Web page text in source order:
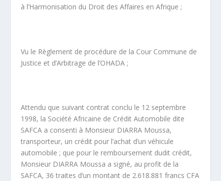
à l’Harmonisation du Droit des Affaires en Afrique ;
Vu le Règlement de procédure de la Cour Commune de
Justice et d’Arbitrage de l’OHADA ;
Attendu que suivant contrat conclu le 12 septembre
1998, la Société Africaine de Crédit Automobile dite
SAFCA a consenti à Monsieur DIARRA Moussa,
transporteur, un crédit pour l’achat d’un véhicule
automobile ; que pour le remboursement dudit crédit,
Monsieur DIARRA Moussa a signé, au profit de la
SAFCA, 36 traites d’un montant de 2.618.881 francs CFA